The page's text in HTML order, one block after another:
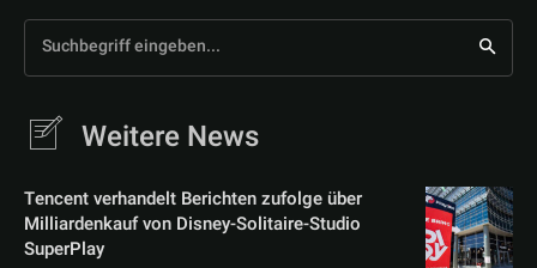
Suchbegriff eingeben...
Weitere News
Tencent verhandelt Berichten zufolge über
Milliardenkauf von Disney-Solitaire-Studio
SuperPlay